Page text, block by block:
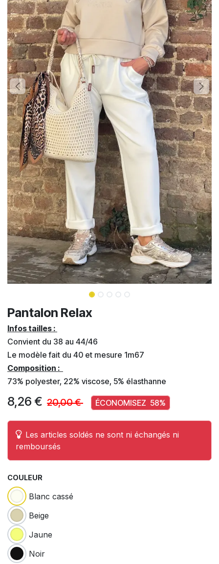
Pantalon Relax
Infos tailles :
Convient du 38 au 44/46
Le modèle fait du 40 et mesure 1m67
Composition :
73% polyester, 22% viscose, 5% élasthanne
8,26 € 20,00€ ÉCONOMISEZ 58%
Les articles soldés ne sont ni échangés ni
remboursés
COULEUR
Blanc cassé
Beige
Jaune
Noir